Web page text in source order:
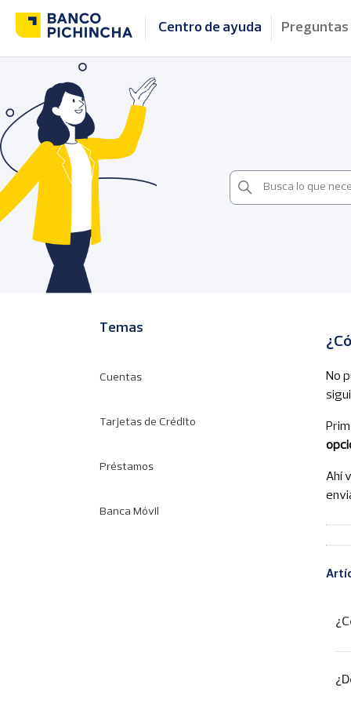
Centro de ayuda
Temas
Cuentas
Tarjetas de Crédito
Préstamos
Banca Móvil
No
Ahí